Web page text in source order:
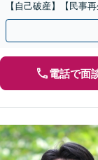
【自己破産】【民事
じ、適切な方法をご
電話で面